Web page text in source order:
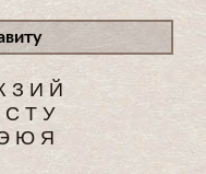
З И Й
С Т У
Ю Я